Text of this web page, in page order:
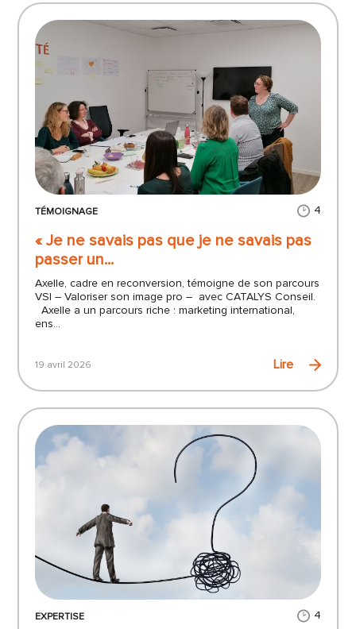
TÉMOIGNAGE 4
« Je ne savais pas que je ne savais pas
passer un...
Axelle, cadre en reconversion, témoigne de son parcours
VSI – Valoriser son image pro – avec CATALYS Conseil.
Axelle a un parcours riche : marketing international,
ens...
19 avril 2026 Lire
EXPERTISE 4